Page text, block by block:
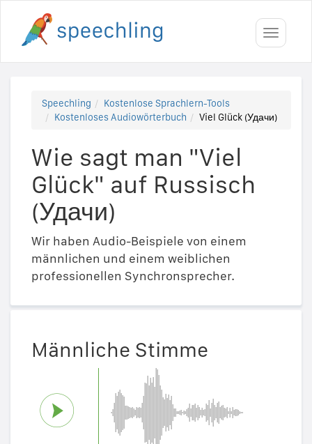
Toggle
Speechling
Kostenlose Sprachlern-Tools
Kostenloses Audiowörterbuch
Viel Glück (Удачи)
Wie sagt man "Viel
Glück" auf Russisch
(Удачи)
Wir haben Audio-Beispiele von einem
männlichen und einem weiblichen
professionellen Synchronsprecher.
Männliche Stimme